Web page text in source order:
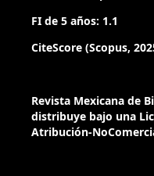
FI de 5 años: 1.1
CiteScore (Scopus,
Revista Mexicana de
distribuye bajo una
Atribución-